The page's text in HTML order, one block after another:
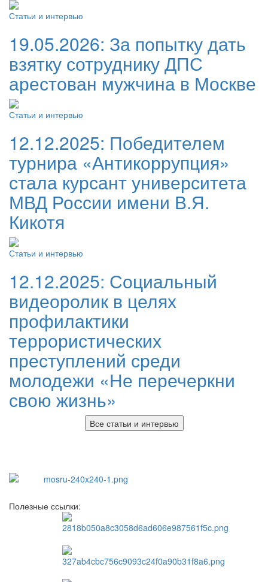
Статьи и интервью
19.05.2026: За попытку дать
взятку сотруднику ДПС
арестован мужчина в Москве
Статьи и интервью
12.12.2025: Победителем
турнира «Антикоррупция»
стала курсант университета
МВД России имени В.Я.
Кикотя
Статьи и интервью
12.12.2025: Социальный
видеоролик в целях
профилактики
террористических
преступлений среди
молодежи «Не перечеркни
свою жизнь»
Все статьи и интервью
Полезные ссылки: